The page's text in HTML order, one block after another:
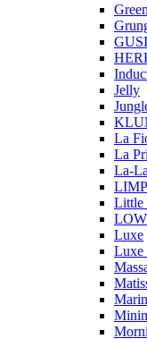
Jelly
La
La
La-
Little
Luxe
Luxe